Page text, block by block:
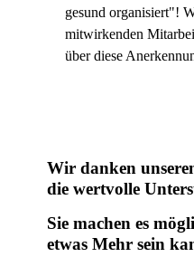
gesund organisiert"!
mitwirkenden
über diese
Wir danken
die wertvolle
Sie machen es
etwas Mehr sein